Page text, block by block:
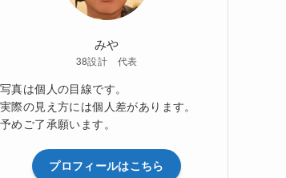
みや
38設計 代表
写真は個人の目線です。
実際の見え方には個人差があります。
予めご了承願います。
プロフィールはこちら